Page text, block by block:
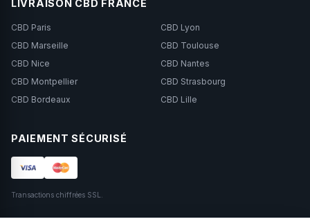
LIVRAISON CBD FRANCE
CBD Paris
CBD Lyon
CBD Marseille
CBD Toulouse
CBD Nice
CBD Nantes
CBD Montpellier
CBD Strasbourg
CBD Bordeaux
CBD Lille
PAIEMENT SÉCURISÉ
Transactions chiffrées SSL.